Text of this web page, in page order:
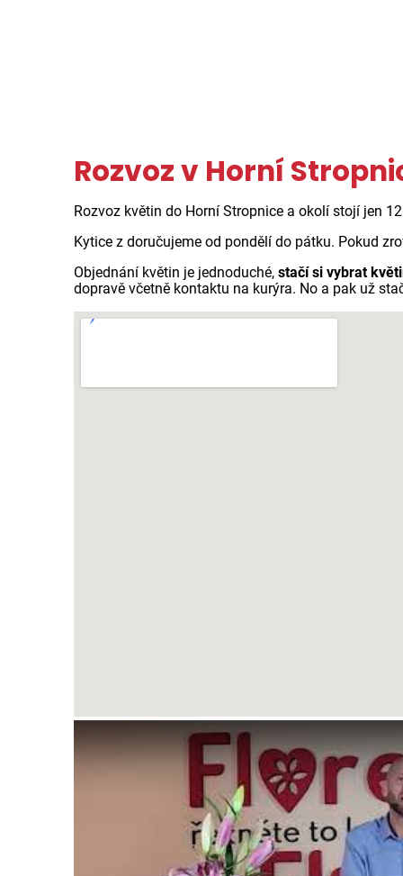
Rozvoz v Horní
Rozvoz květin do Horní Stropnice a okolí stojí jen
Kytice z doručujeme od pondělí do pátku. Pokud
Objednání květin je jednoduché, stačí si vybrat
dopravě včetně kontaktu na kurýra. No a pak už